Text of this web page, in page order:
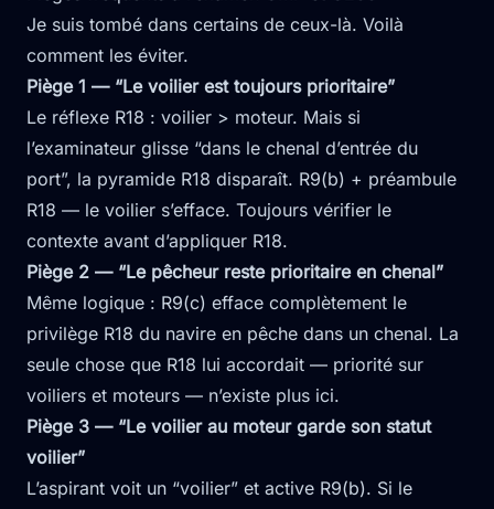
Je suis tombé dans certains de ceux-là. Voilà
comment les éviter.
Piège 1 — “Le voilier est toujours prioritaire”
Le réflexe R18 : voilier > moteur. Mais si
l’examinateur glisse “dans le chenal d’entrée du
port”, la pyramide R18 disparaît. R9(b) + préambule
R18 — le voilier s’efface. Toujours vérifier le
contexte avant d’appliquer R18.
Piège 2 — “Le pêcheur reste prioritaire en chenal”
Même logique : R9(c) efface complètement le
privilège R18 du navire en pêche dans un chenal. La
seule chose que R18 lui accordait — priorité sur
voiliers et moteurs — n’existe plus ici.
Piège 3 — “Le voilier au moteur garde son statut
voilier”
L’aspirant voit un “voilier” et active R9(b). Si le